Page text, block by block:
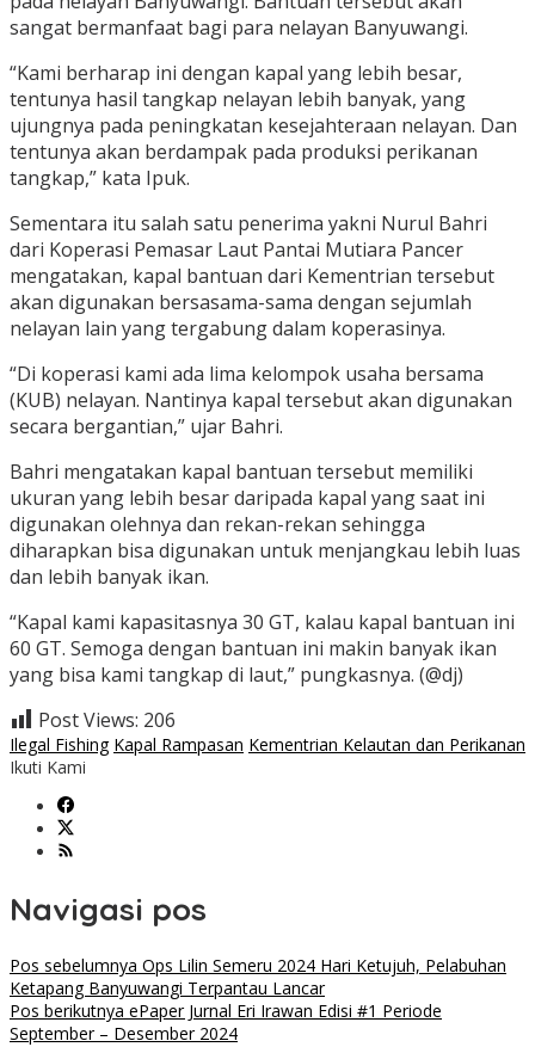
sangat bermanfaat bagi para nelayan Banyuwangi.
“Kami berharap ini dengan kapal yang lebih besar,
tentunya hasil tangkap nelayan lebih banyak, yang
ujungnya pada peningkatan kesejahteraan nelayan. Dan
tentunya akan berdampak pada produksi perikanan
tangkap,” kata Ipuk.
Sementara itu salah satu penerima yakni Nurul Bahri
dari Koperasi Pemasar Laut Pantai Mutiara Pancer
mengatakan, kapal bantuan dari Kementrian tersebut
akan digunakan bersasama-sama dengan sejumlah
nelayan lain yang tergabung dalam koperasinya.
“Di koperasi kami ada lima kelompok usaha bersama
(KUB) nelayan. Nantinya kapal tersebut akan digunakan
secara bergantian,” ujar Bahri.
Bahri mengatakan kapal bantuan tersebut memiliki
ukuran yang lebih besar daripada kapal yang saat ini
digunakan olehnya dan rekan-rekan sehingga
diharapkan bisa digunakan untuk menjangkau lebih luas
dan lebih banyak ikan.
“Kapal kami kapasitasnya 30 GT, kalau kapal bantuan ini
60 GT. Semoga dengan bantuan ini makin banyak ikan
yang bisa kami tangkap di laut,” pungkasnya. (@dj)
Post Views: 206
Ilegal Fishing Kapal Rampasan Kementrian Kelautan dan Perikanan
Ikuti Kami
Navigasi pos
Pos sebelumnya Ops Lilin Semeru 2024 Hari Ketujuh, Pelabuhan
Ketapang Banyuwangi Terpantau Lancar
Pos berikutnya ePaper Jurnal Eri Irawan Edisi #1 Periode
September – Desember 2024